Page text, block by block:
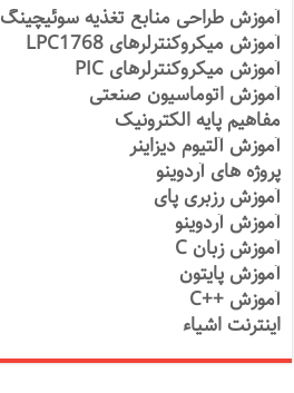
آموزش طراحی منابع تغذیه سوئیچینگ
آموزش میکروکنترلرهای LPC1768
آموزش میکروکنترلرهای PIC
آموزش اتوماسیون صنعتی
مفاهیم پایه الکترونیک
آموزش آلتیوم دیزاینر
پروژه های آردوینو
آموزش رزبری پای
آموزش آردوینو
آموزش زبان C
آموزش پایتون
آموزش ++C
اینترنت اشیاء